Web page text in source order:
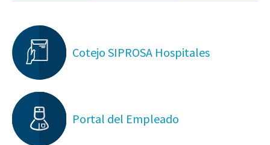
Cotejo SIPROSA Hospitales
Portal del Empleado